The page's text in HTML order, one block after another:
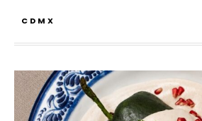
CDMX